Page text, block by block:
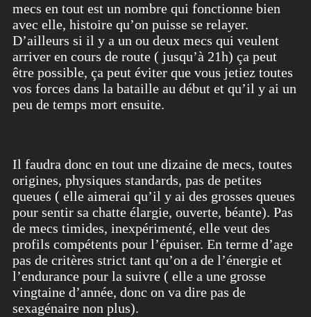
mecs en tout est un nombre qui fonctionne bien
avec elle, histoire qu’on puisse se relayer.
D’ailleurs si il y a un ou deux mecs qui veulent
arriver en cours de route ( jusqu’à 21h) ça peut
être possible, ça peut éviter que vous jetiez toutes
vos forces dans la bataille au début et qu’il y ai un
peu de temps mort ensuite.
Il faudra donc en tout une dizaine de mecs, toutes
origines, physiques standards, pas de petites
queues ( elle aimerai qu’il y ai des grosses queues
pour sentir sa chatte élargie, ouverte, béante). Pas
de mecs timides, inexpérimenté, elle veut des
profils compétents pour l’épuiser. En terme d’age
pas de critères strict tant qu’on a de l’énergie et
l’endurance pour la suivre ( elle a une grosse
vingtaine d’année, donc on va dire pas de
sexagénaire non plus).